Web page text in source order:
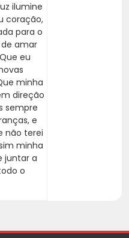
ilumine
coração,
para o
amar
eu
minha
direção
sempre
e
não terei
minha
juntar a
o